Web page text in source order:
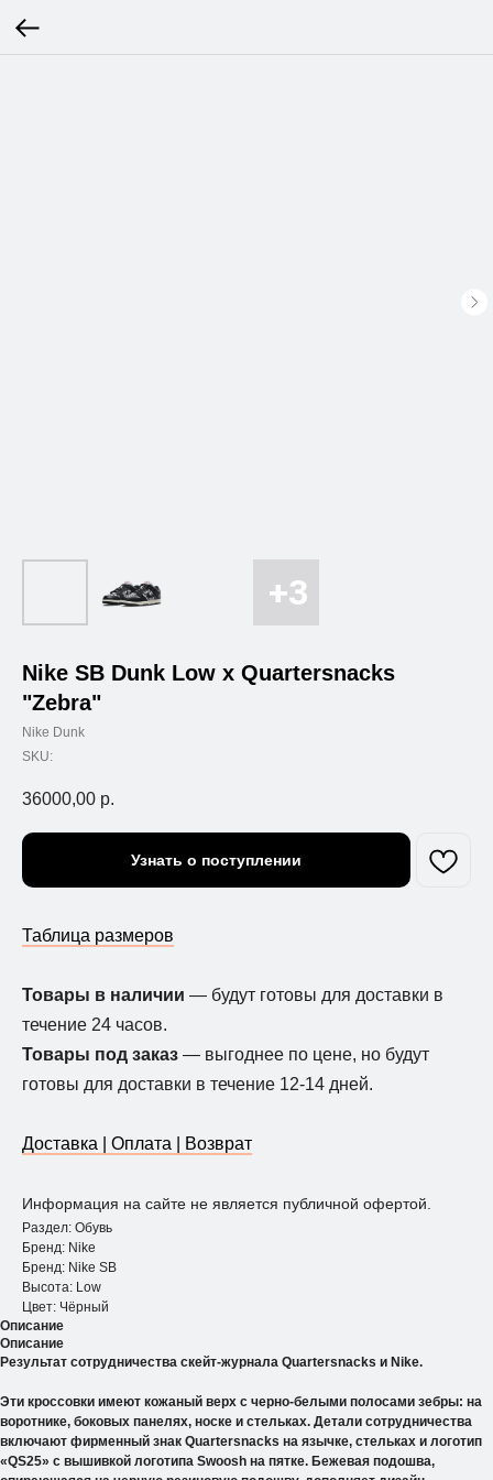
Nike SB Dunk Low x Quartersnacks
"Zebra"
Nike Dunk
SKU:
36000,00 р.
Узнать о поступлении
Таблица размеров
Товары в наличии — будут готовы для доставки в
течение 24 часов.
Товары под заказ — выгоднее по цене, но будут
готовы для доставки в течение 12-14 дней.
Доставка | Оплата | Возврат
Информация на сайте не является публичной офертой.
Раздел: Обувь
Бренд: Nike
Бренд: Nike SB
Высота: Low
Цвет: Чёрный
Описание
Описание
Результат сотрудничества скейт-журнала Quartersnacks и Nike.
Эти кроссовки имеют кожаный верх с черно-белыми полосами зебры: на
воротнике, боковых панелях, носке и стельках. Детали сотрудничества
включают фирменный знак Quartersnacks на язычке, стельках и логотип
«QS25» с вышивкой логотипа Swoosh на пятке. Бежевая подошва,